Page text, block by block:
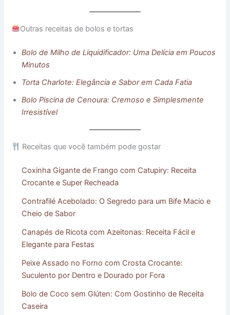
Outras receitas de bolos e tortas
Bolo de Milho de Liquidificador: Uma Delícia em Poucos
Minutos
Torta Charlote: Elegância e Sabor em Cada Fatia
Bolo Piscina de Cenoura: Cremoso e Simplesmente
Irresistível
Receitas que você também pode gostar
Coxinha Gigante de Frango com Catupiry: Receita
Crocante e Super Recheada
Contrafilé Acebolado: O Segredo para um Bife Macio e
Cheio de Sabor
Canapés de Ricota com Azeitonas: Receita Fácil e
Elegante para Festas
Peixe Assado no Forno com Crosta Crocante:
Suculento por Dentro e Dourado por Fora
Bolo de Coco sem Glúten: Com Gostinho de Receita
Caseira